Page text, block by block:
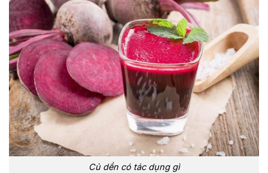
Củ dền có tác dụng gì